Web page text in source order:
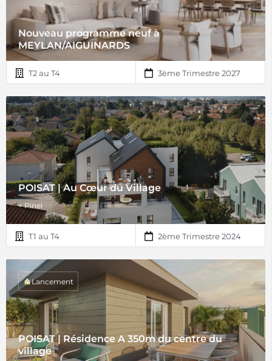
Nouveau programme neuf à
MEYLAN/AIGUINARDS
T2 au T4 3ème Trimestre 2027
POISAT | Au Cœur du Village
+ Pinel
T1 au T4 2ème Trimestre 2024
POISAT | Résidence A 350m du centre du
village
Lancement